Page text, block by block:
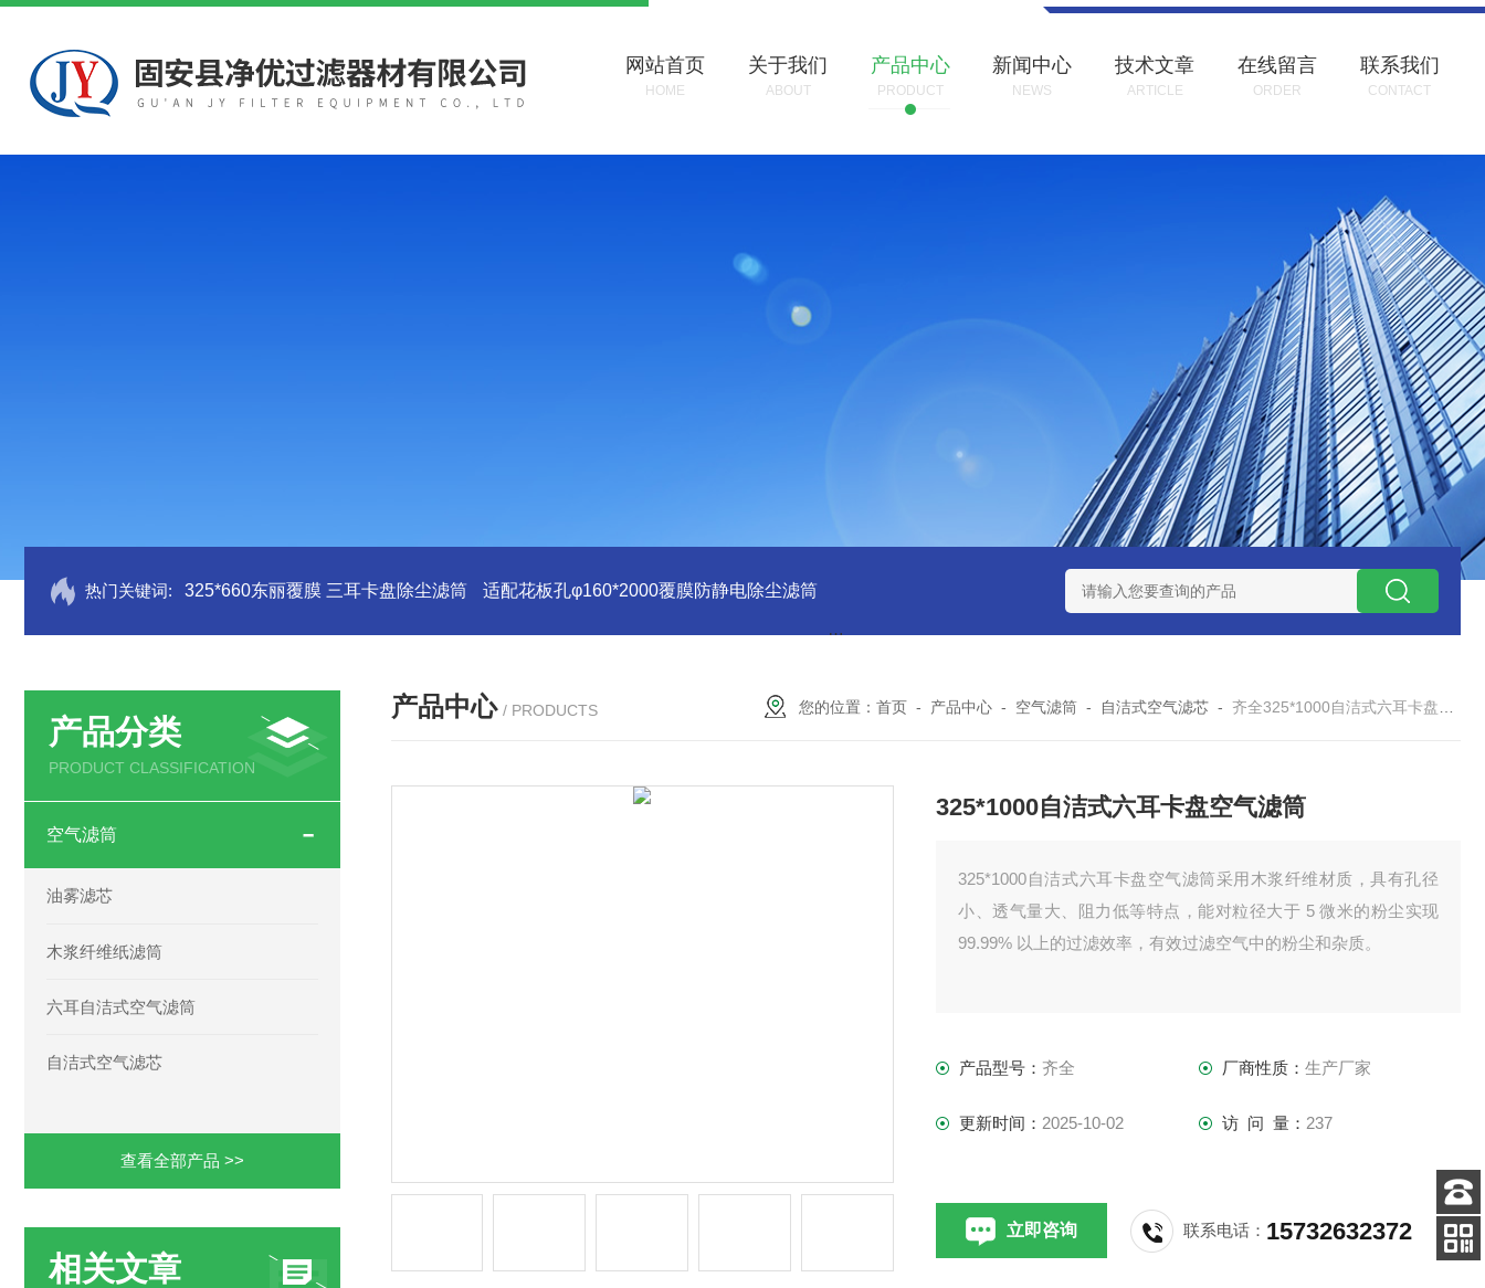
网站首页
HOME
关于我们
ABOUT
产品中心
PRODUCT
新闻中心
NEWS
技术文章
ARTICLE
在线留言
ORDER
联系我们
CONTACT
热门关键词: 325*660东丽覆膜 三耳卡盘除尘滤筒 适配花板孔φ160*2000覆膜防静电除尘滤筒 PU注胶 花板孔φ157*500防静电除尘滤芯 电焊车间 六耳快拆除尘滤筒 环保排放达
产品分类
PRODUCT CLASSIFICATION
空气滤筒
油雾滤芯
木浆纤维纸滤筒
六耳自洁式空气滤筒
自洁式空气滤芯
查看全部产品 >>
相关文章
产品中心 / PRODUCTS 您的位置：首页 - 产品中心 - 空气滤筒 - 自洁式空气滤芯 -齐全325*1000自洁式六耳卡盘空气滤筒
325*1000自洁式六耳卡盘空气滤筒
325*1000自洁式六耳卡盘空气滤筒采用木浆纤维材质，具有孔径
小、透气量大、阻力低等特点，能对粒径大于 5 微米的粉尘实现
99.99% 以上的过滤效率，有效过滤空气中的粉尘和杂质。
产品型号： 齐全 厂商性质： 生产厂家
更新时间： 2025-10-02 访 问 量： 237
立即咨询 联系电话： 15732632372
客服
电话